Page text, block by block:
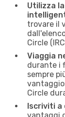
Utilizza
trovare il
Circle
Viaggia
durante i
sempre
Circle
Iscriviti a